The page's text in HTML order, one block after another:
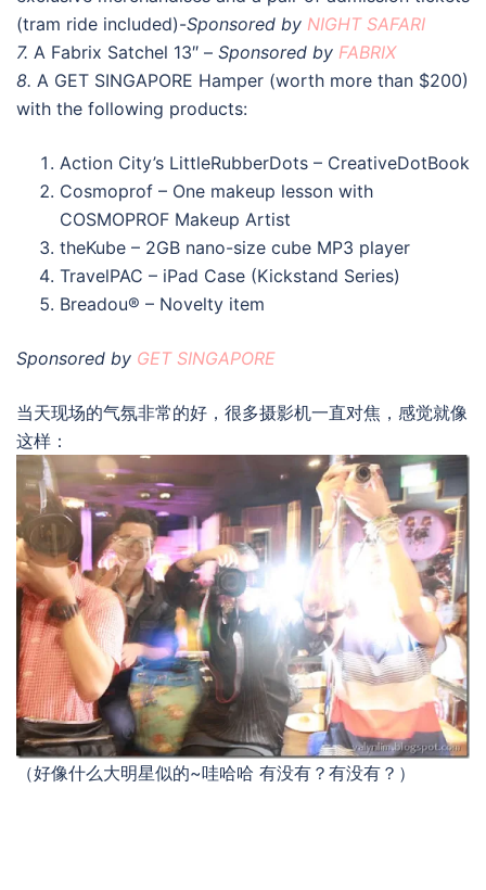
(tram ride included)-Sponsored by NIGHT SAFARI
7. A Fabrix Satchel 13″ – Sponsored by FABRIX
8. A GET SINGAPORE Hamper (worth more than $200)
with the following products:
Action City’s LittleRubberDots – CreativeDotBook
Cosmoprof – One makeup lesson with
COSMOPROF Makeup Artist
theKube – 2GB nano-size cube MP3 player
TravelPAC – iPad Case (Kickstand Series)
Breadou® – Novelty item
Sponsored by GET SINGAPORE
当天现场的气氛非常的好，很多摄影机一直对焦，感觉就像
这样：
（好像什么大明星似的~哇哈哈 有没有？有没有？）